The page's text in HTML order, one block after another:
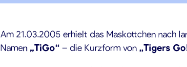
Am 21.03.2005 erhielt das Maskottchen nach
Namen „TiGo“ – die Kurzform von „Tigers